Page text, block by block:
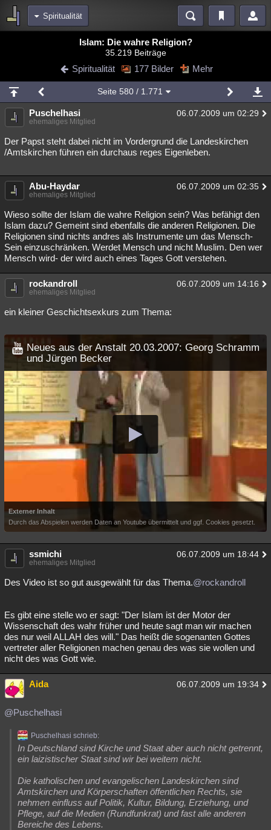
Spiritualität
Diskussionen Blogs Videos
Chat Wiki Neuigkeiten
meine Rubriken
Menschen Wissenschaft Mystery Kriminalfälle
Spiritualität Verschwörungen Technologie Ufologie
weitere Rubriken
Philosophie Träume
Astronomie Helpdesk Gruppen Gaming Filme
Musik Clash Verbesserungen Allmystery English
Besucht Teilgenommen Geschlossen
Lesenswert Schlüsselwörter
Islam: Die wahre Religion?
35.219 Beiträge
Spiritualität 177 Bilder Mehr
Seite 580/ 1.771
Puschelhasi 06.07.2009 um 02:29
ehemaliges Mitglied
Der Papst steht dabei nicht im Vordergrund die Landeskirchen
/Amtskirchen führen ein durchaus reges Eigenleben.
Abu-Haydar 06.07.2009 um 02:35
ehemaliges Mitglied
Wieso sollte der Islam die wahre Religion sein? Was befähigt den
Islam dazu? Gemeint sind ebenfalls die anderen Religionen. Die
Religionen sind nichts andres als Instrumente um das Mensch-
Sein einzuschränken. Werdet Mensch und nicht Muslim. Den wer
Mensch wird- der wird auch eines Tages Gott verstehen.
rockandroll 06.07.2009 um 14:16
ehemaliges Mitglied
ein kleiner Geschichtsexkurs zum Thema:
Neues aus der Anstalt 20.03.2007: Georg Schramm
und Jürgen Becker
Externer Inhalt
Durch das Abspielen werden Daten an Youtube übermittelt und ggf. Cookies gesetzt.
ssmichi 06.07.2009 um 18:44
ehemaliges Mitglied
Des Video ist so gut ausgewählt für das Thema.@rockandroll
Es gibt eine stelle wo er sagt: "Der Islam ist der Motor der
Wissenschaft des wahr früher und heute sagt man wir machen
des nur weil ALLAH des will." Das heißt die sogenanten Gottes
vertreter aller Religionen machen genau des was sie wollen und
nicht des was Gott wie.
Aida 06.07.2009 um 19:34
@Puschelhasi
Puschelhasi schrieb:
In Deutschland sind Kirche und Staat aber auch nicht getrennt,
ein laizistischer Staat sind wir bei weitem nicht.
Die katholischen und evangelischen Landeskirchen sind
Amtskirchen und Körperschaften öffentlichen Rechts, sie
nehmen einfluss auf Politik, Kultur, Bildung, Erziehung, und
Pflege, auf die Medien (Rundfunkrat) und fast alle anderen
Bereiche des Lebens.